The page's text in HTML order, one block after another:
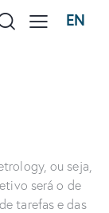
EN
ou seja,
será o de
tarefas e das